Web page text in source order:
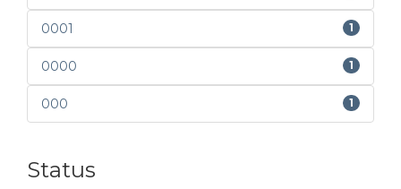
0001 1
0000 1
000 1
Status